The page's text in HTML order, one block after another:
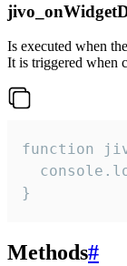
Is executed when
It is triggered when
function
}
Methods#